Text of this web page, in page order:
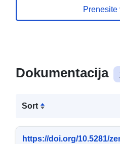
Prenesite
Dokumentacija
Sort
https://doi.org/10.5281/